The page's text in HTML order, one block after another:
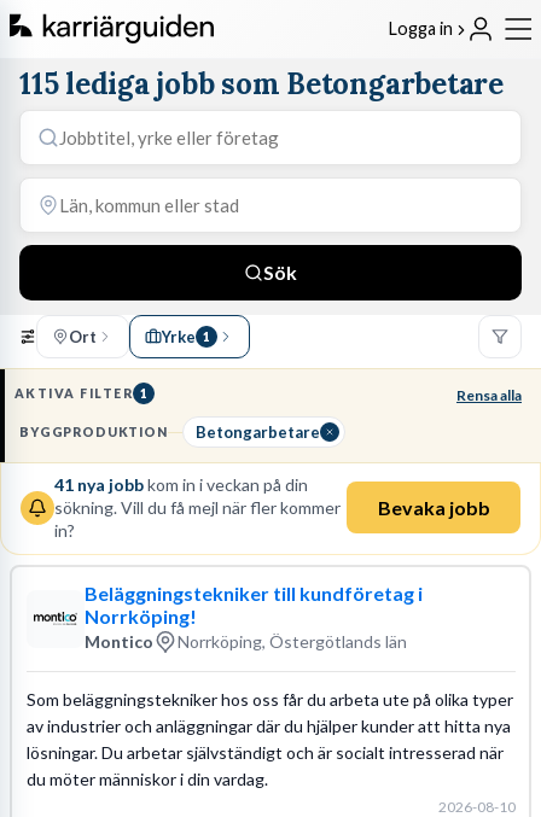
Logga in
115 lediga jobb som Betongarbetare
Sök
Ort Yrke 1
AKTIVA FILTER 1 Rensa alla
BYGGPRODUKTION Betongarbetare
41 nya jobbkom in i veckan på din
sökning. Vill du få mejl när fler kommer
in?
Bevaka jobb
Beläggningstekniker till kundföretag i
Norrköping!
Montico Norrköping, Östergötlands län
Som beläggningstekniker hos oss får du arbeta ute på olika typer
av industrier och anläggningar där du hjälper kunder att hitta nya
lösningar. Du arbetar självständigt och är socialt intresserad när
du möter människor i din vardag.
2026-08-10